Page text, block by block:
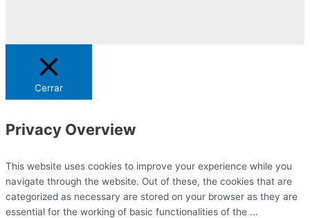
Cerrar
Privacy Overview
This website uses cookies to improve your experience while you
navigate through the website. Out of these, the cookies that are
categorized as necessary are stored on your browser as they are
essential for the working of basic functionalities of the ...